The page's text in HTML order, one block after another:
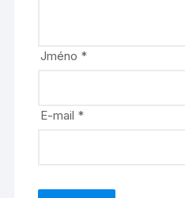
Jméno *
E-mail *